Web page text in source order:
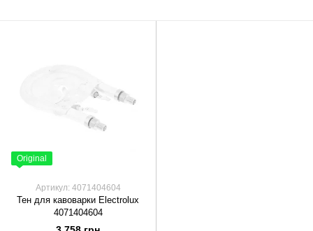
Original
Артикул: 4071404604
Тен для кавоварки Electrolux
4071404604